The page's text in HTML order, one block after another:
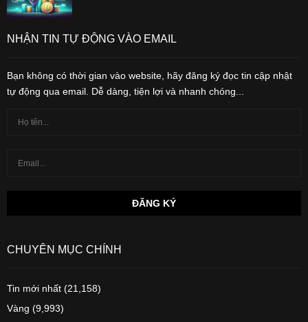
NHẬN TIN TỰ ĐỘNG VÀO EMAIL
Bạn không có thời gian vào website, hãy đăng ký đọc tin cập nhật
tự động qua email. Dễ dàng, tiện lợi và nhanh chóng...
CHUYÊN MỤC CHÍNH
Tin mới nhất (21,158)
Vàng (9,993)